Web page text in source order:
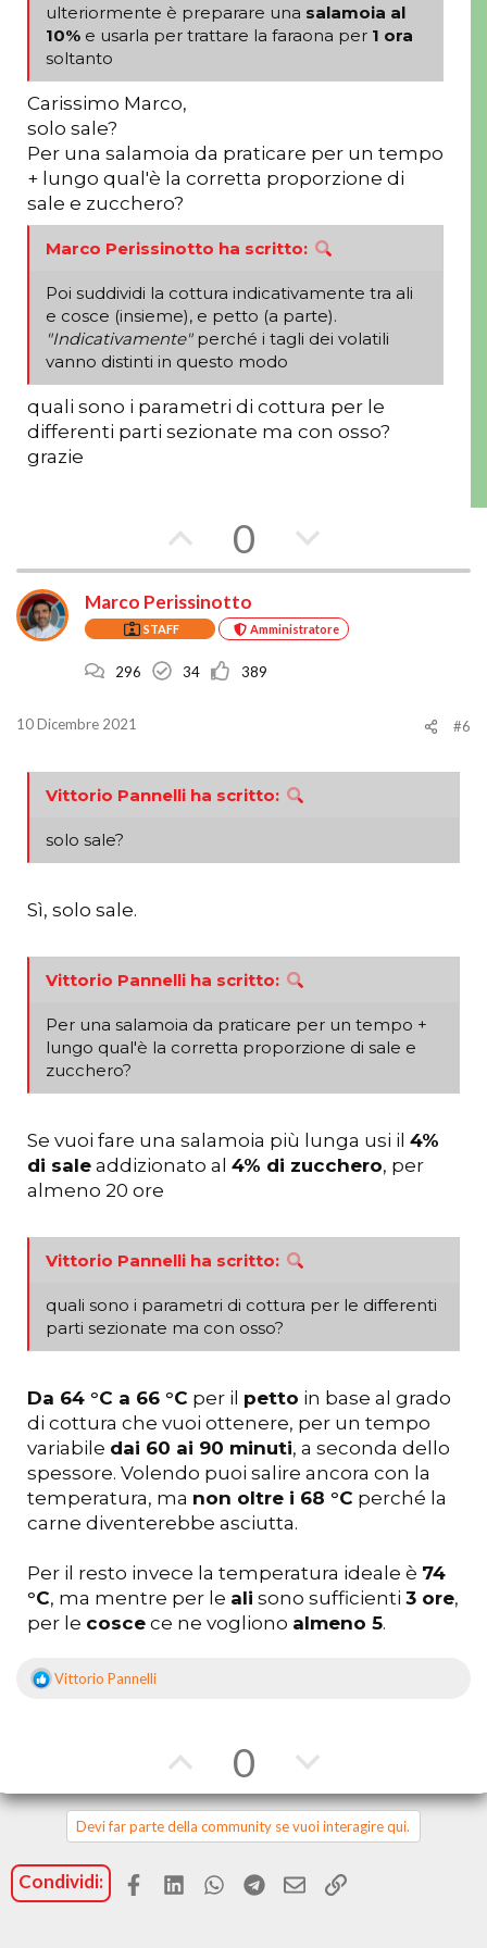
r
e
o
ulteriormente è preparare una salamoia al
10% e usarla per trattare la faraona per 1 ora
soltanto
Carissimo Marco,
solo sale?
Per una salamoia da praticare per un tempo
+ lungo qual'è la corretta proporzione di
sale e zucchero?
Marco Perissinotto ha scritto:
Poi suddividi la cottura indicativamente tra ali
e cosce (insieme), e petto (a parte).
"Indicativamente"perché i tagli dei volatili
vanno distinti in questo modo
quali sono i parametri di cottura per le
differenti parti sezionate ma con osso?
grazie
o
t
a
a
a
v
0
o
t
a
n
Marco Perissinotto
STAFF Amministratore
296 34 389
10 Dicembre 2021 #6
Vittorio Pannelli ha scritto:
solo sale?
Sì, solo sale.
Vittorio Pannelli ha scritto:
Per una salamoia da praticare per un tempo +
lungo qual'è la corretta proporzione di sale e
zucchero?
Se vuoi fare una salamoia più lunga usi il 4%
di sale addizionato al 4% di zucchero, per
almeno 20 ore
Vittorio Pannelli ha scritto:
quali sono i parametri di cottura per le differenti
parti sezionate ma con osso?
Da 64 °C a 66 °C per il petto in base al grado
di cottura che vuoi ottenere, per un tempo
variabile dai 60 ai 90 minuti, a seconda dello
spessore. Volendo puoi salire ancora con la
temperatura, ma non oltre i 68 °C perché la
carne diventerebbe asciutta.
Per il resto invece la temperatura ideale è 74
°C, ma mentre per le ali sono sufficienti 3 ore,
per le cosce ce ne vogliono almeno 5.
R
n
Vittorio Pannelli
o
t
a
0
o
t
a
Devi far parte della community se vuoi interagire qui.
Condividi: Facebook
LinkedInWhatsApp
Telegram
EmailLink